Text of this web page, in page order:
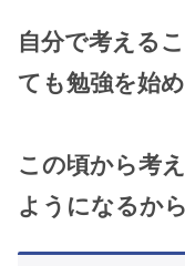
自分で考える
ても勉強を始め
この頃から考
ようになるか